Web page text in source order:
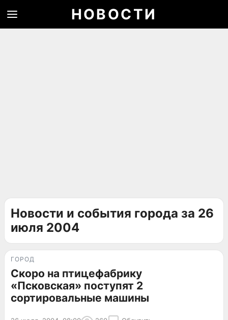
НОВОСТИ
Новости и события города за 26
июля 2004
ГОРОД
Скоро на птицефабрику
«Псковская» поступят 2
сортировальные машины